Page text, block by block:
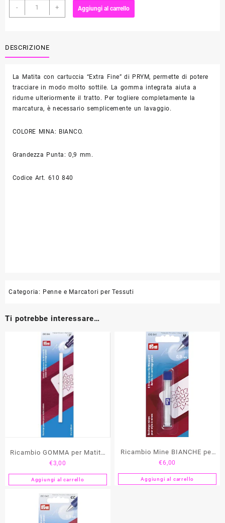
-
Matita
con
mm
"Extra
PRYM
quantità
+ Aggiungi al carrello
DESCRIZIONE
La Matita con cartuccia “Extra Fine” di PRYM, permette di potere
tracciare in modo molto sottile. La gomma integrata aiuta a
ridurne ulteriormente il tratto. Per togliere completamente la
marcatura, è necessario semplicemente un lavaggio.
COLORE MINA: BIANCO.
Grandezza Punta: 0,9 mm.
Codice Art. 610 840
Categoria: Penne e Marcatori per Tessuti
Ti potrebbe interessare…
Ricambio GOMMA per Matita
“Extra Fine” 0,9 mm PRYM
€3,00
Aggiungi al carrello
Ricambio Mine BIANCHE per
Matita “Extra Fine” 0,9 mm
PRYM
€6,00
Aggiungi al carrello